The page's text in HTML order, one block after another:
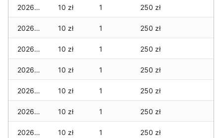
2026-05-29 10 zł 1 250 zł
2026-05-28 10 zł 1 250 zł
2026-05-27 10 zł 1 250 zł
2026-05-26 10 zł 1 250 zł
2026-05-25 10 zł 1 250 zł
2026-05-24 10 zł 1 250 zł
2026-05-23 10 zł 1 250 zł